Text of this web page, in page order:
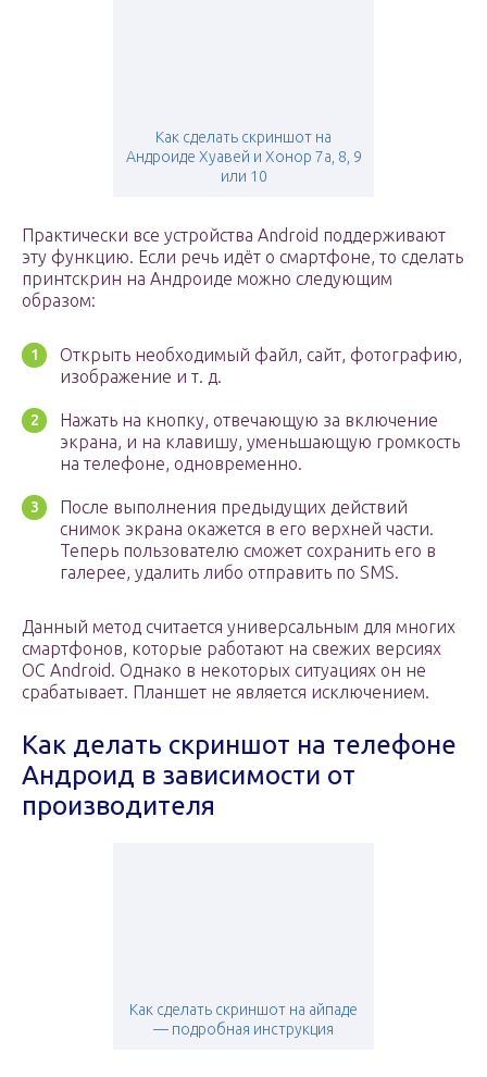
Как сделать скриншот на
Андроиде Хуавей и Хонор 7а, 8, 9
или 10
Практически все устройства Android поддерживают
эту функцию. Если речь идёт о смартфоне, то сделать
принтскрин на Андроиде можно следующим
образом:
Открыть необходимый файл, сайт, фотографию,
изображение и т. д.
Нажать на кнопку, отвечающую за включение
экрана, и на клавишу, уменьшающую громкость
на телефоне, одновременно.
После выполнения предыдущих действий
снимок экрана окажется в его верхней части.
Теперь пользователю сможет сохранить его в
галерее, удалить либо отправить по SMS.
Данный метод считается универсальным для многих
смартфонов, которые работают на свежих версиях
OC Android. Однако в некоторых ситуациях он не
срабатывает. Планшет не является исключением.
Как делать скриншот на телефоне
Андроид в зависимости от
производителя
Как сделать скриншот на айпаде
— подробная инструкция